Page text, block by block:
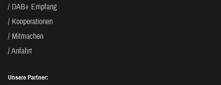
DAB+ Empfang
Kooperationen
Mitmachen
Anfahrt
Unsere Partner: